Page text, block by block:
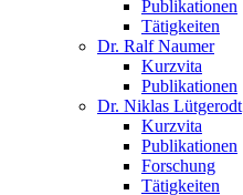
Publikationen
Tätigkeiten
Dr. Ralf Naumer
Kurzvita
Publikationen
Dr. Niklas Lütgerodt
Kurzvita
Publikationen
Forschung
Tätigkeiten